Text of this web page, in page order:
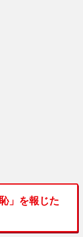
」を報じた